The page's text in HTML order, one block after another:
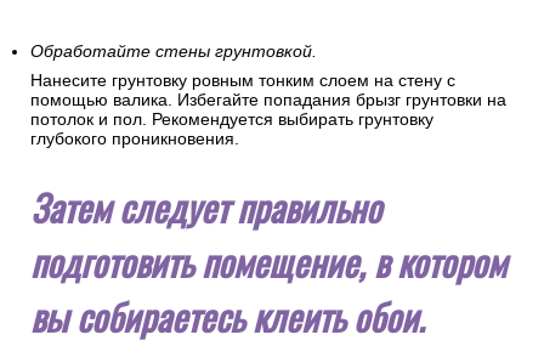
Обработайте стены грунтовкой.
Нанесите грунтовку ровным тонким слоем на стену с
помощью валика. Избегайте попадания брызг грунтовки на
потолок и пол. Рекомендуется выбирать грунтовку
глубокого проникновения.
Затем следует правильно
подготовить помещение, в котором
вы собираетесь клеить обои.